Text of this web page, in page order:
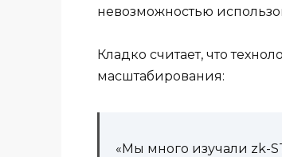
невозможностью
Кладко считает, что
масштабирования:
«Мы много изучали zk-